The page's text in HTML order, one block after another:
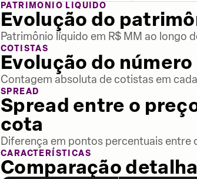
PATRIMÔNIO LÍQUIDO
Evolução do
Patrimônio líquido em R$ MM ao longo
COTISTAS
Evolução do
Contagem absoluta de cotistas em
SPREAD
Spread entre o
cota
Diferença em pontos percentuais
CARACTERÍSTICAS
Comparação